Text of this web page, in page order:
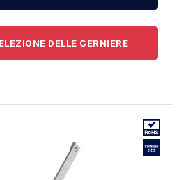
DELLE CERNIERE